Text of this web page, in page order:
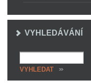
VYHLEDÁVÁNÍ